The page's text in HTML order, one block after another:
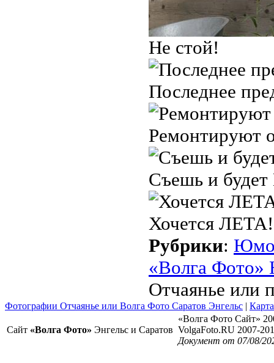
Не стой!
Последнее
Ремонтируют
Съешь и
Хочется ЛЕТА!
Рубрики:
«Волга Фото»
Отчаянье или
Фотографии Отчаянье или Волга Фото Саратов Энгельс |
Сайт «Волга Фото» Энгельс и Саратов
«Волга Фото Сайт»
VolgaFoto.RU 2007-
Документ от 07/08/